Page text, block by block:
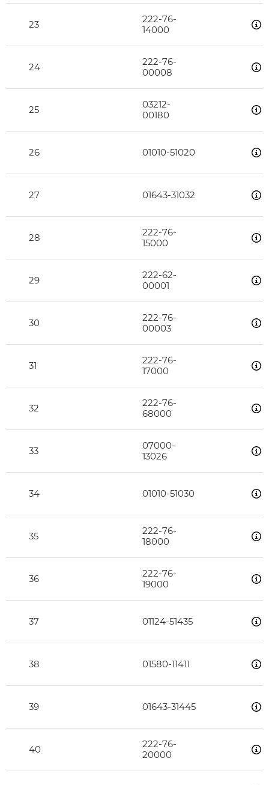
23
222-76-
14000
24
222-76-
00008
25
03212-
00180
26 01010-51020
27 01643-31032
28
222-76-
15000
29
222-62-
00001
30
222-76-
00003
31
222-76-
17000
32
222-76-
68000
33
07000-
13026
34 01010-51030
35
222-76-
18000
36
222-76-
19000
37 01124-51435
38 01580-11411
39 01643-31445
40
222-76-
20000